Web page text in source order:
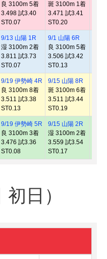
良 3100m 5着
3.498 試3.40
ST0.07
斑 3100m 1着
3.471 試3.41
ST0.20
9/13 山陽 1R
湿 3100m 2着
3.811 試3.73
ST0.07
9/1 山陽 6R
良 3100m 5着
3.506 試3.42
ST0.13
9/19 伊勢崎 4R
良 3100m 8着
3.511 試3.38
ST0.13
9/15 山陽 8R
斑 3100m 6着
3.511 試3.44
ST0.19
9/19 伊勢崎 5R
良 3100m 3着
3.476 試3.36
ST0.08
9/15 山陽 2R
湿 3100m 2着
3.559 試3.54
ST0.17
日）